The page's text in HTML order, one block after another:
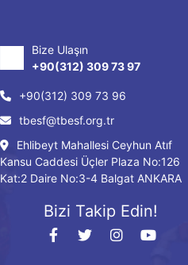
Bize Ulaşın
+90(312) 309 73 97
+90(312) 309 73 96
tbesf@tbesf.org.tr
Ehlibeyt Mahallesi Ceyhun Atıf
Kansu Caddesi Üçler Plaza No:126
Kat:2 Daire No:3-4 Balgat ANKARA
Bizi Takip Edin!